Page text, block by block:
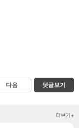
다음 댓글보기
더보기+